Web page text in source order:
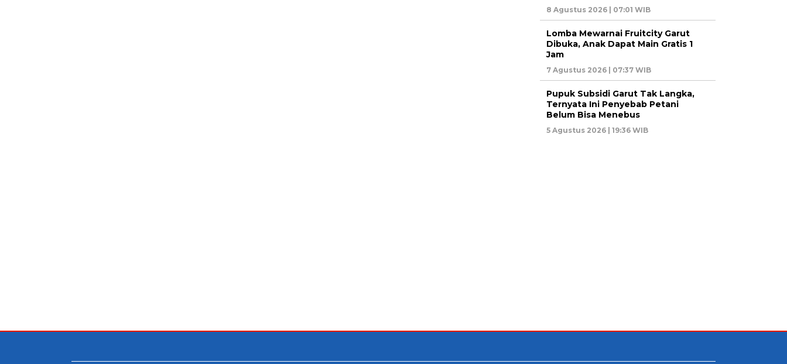
8 Agustus 2026 | 07:01 WIB
Lomba Mewarnai Fruitcity Garut
Dibuka, Anak Dapat Main Gratis 1
Jam
7 Agustus 2026 | 07:37 WIB
Pupuk Subsidi Garut Tak Langka,
Ternyata Ini Penyebab Petani
Belum Bisa Menebus
5 Agustus 2026 | 19:36 WIB